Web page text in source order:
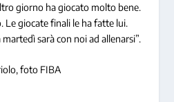
giorno ha giocato molto bene.
Le giocate finali le ha fatte lui.
sarà con noi ad allenarsi”.
foto FIBA